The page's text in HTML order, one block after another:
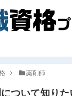
薬剤師
ついて知り